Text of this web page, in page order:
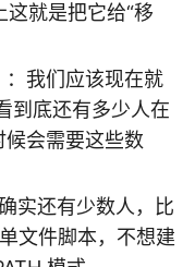
就是把它给“移
：我们应该现在就
到底还有多少人在
会需要这些数
实还有少数人，比
文件脚本，不想建